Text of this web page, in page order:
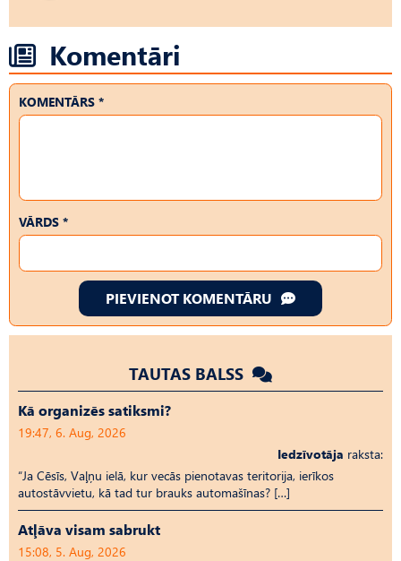
Komentāri
KOMENTĀRS *
VĀRDS *
PIEVIENOT KOMENTĀRU
TAUTAS BALSS
Kā organizēs satiksmi?
19:47, 6. Aug, 2026
Iedzīvotāja raksta:
“Ja Cēsīs, Vaļņu ielā, kur vecās pienotavas teritorija, ierīkos
autostāvvietu, kā tad tur brauks automašīnas? […]
Atļāva visam sabrukt
15:08, 5. Aug, 2026